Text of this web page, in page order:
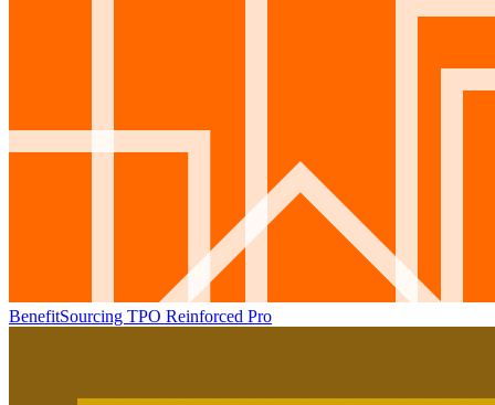
BenefitSourcing TPO Reinforced Pro